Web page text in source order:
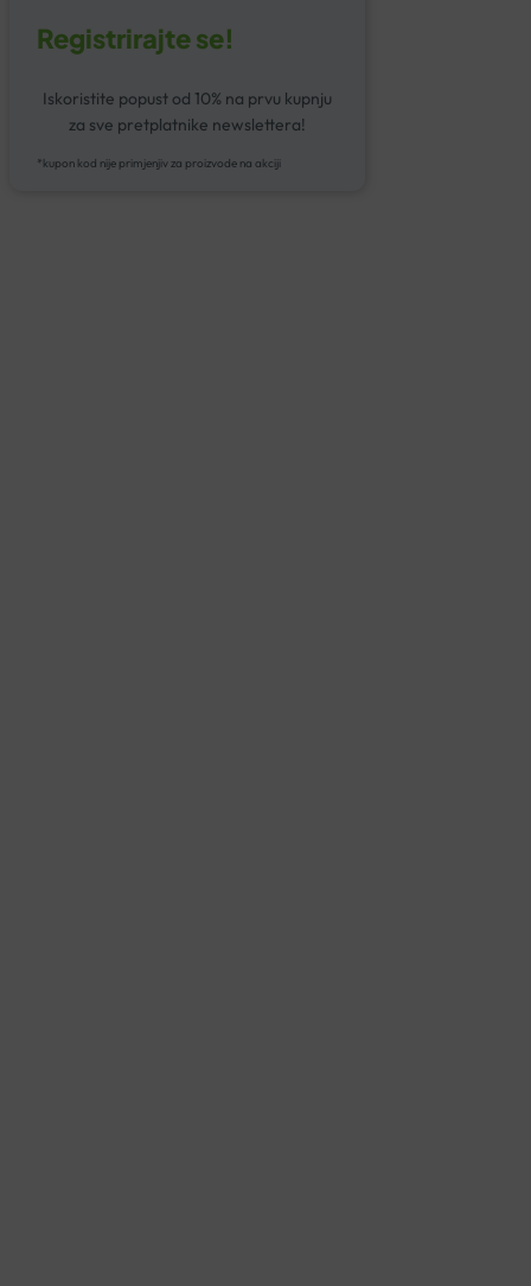
Registrirajte se!
Iskoristite popust od 10% na prvu kupnju
za sve pretplatnike newslettera!
*kupon kod nije primjenjiv za proizvode na akciji